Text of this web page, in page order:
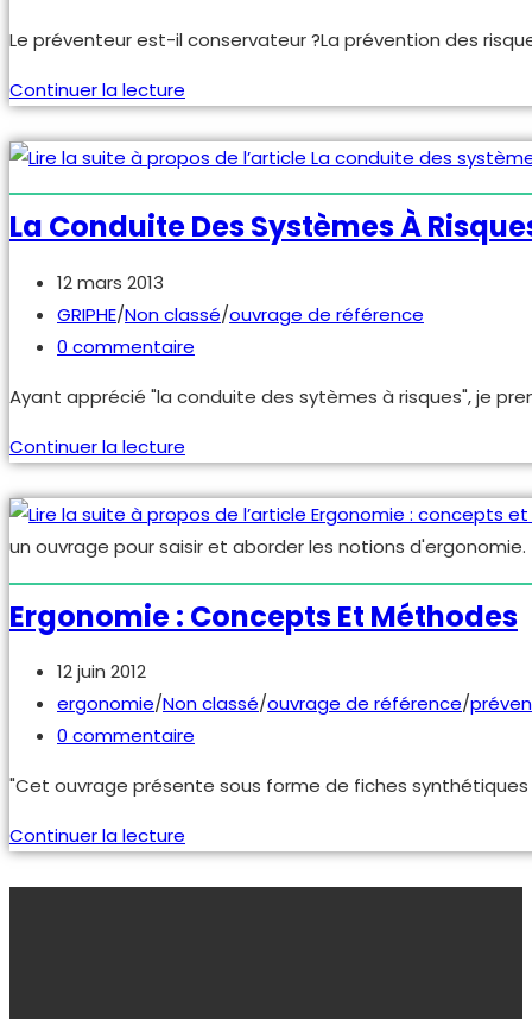
la
publication :
Le préventeur est-il conservateur ?La prévention des
Continuer la lecture
et
conservatisme
La Conduite Des Systèmes À
Publication
publiée :
12 mars 2013
Post
category:
GRIPHE/Non classé/ouvrage de référence
Commentaires
la
publication :
0 commentaire
Ayant apprécié "la conduite des sytèmes à risques", je
Continuer la lecture
des
systèmes
risques
–
AMALBERTI
un ouvrage pour saisir et aborder les notions d'ergonomie.
Ergonomie : Concepts Et Méthodes
Publication
publiée :
12 juin 2012
Post
category:
ergonomie/Non classé/ouvrage de référence/
Commentaires
la
publication :
0 commentaire
"Cet ouvrage présente sous forme de fiches
Continuer la lecture